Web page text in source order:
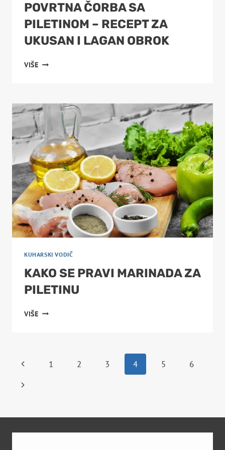
POVRTNA ČORBA SA
PILETINOM – RECEPT ZA
UKUSAN I LAGAN OBROK
VIŠEPOVRTNA
–
RECEPT
ZA
UKUSAN
LAGAN
OBROK
KUHARSKI VODIČ
KAKO SE PRAVI MARINADA ZA
PILETINU
VIŠEKAKO
PILETINU
PAGE
NAVIGATION
Previous
Page
1 2 3 4 5
6
Next